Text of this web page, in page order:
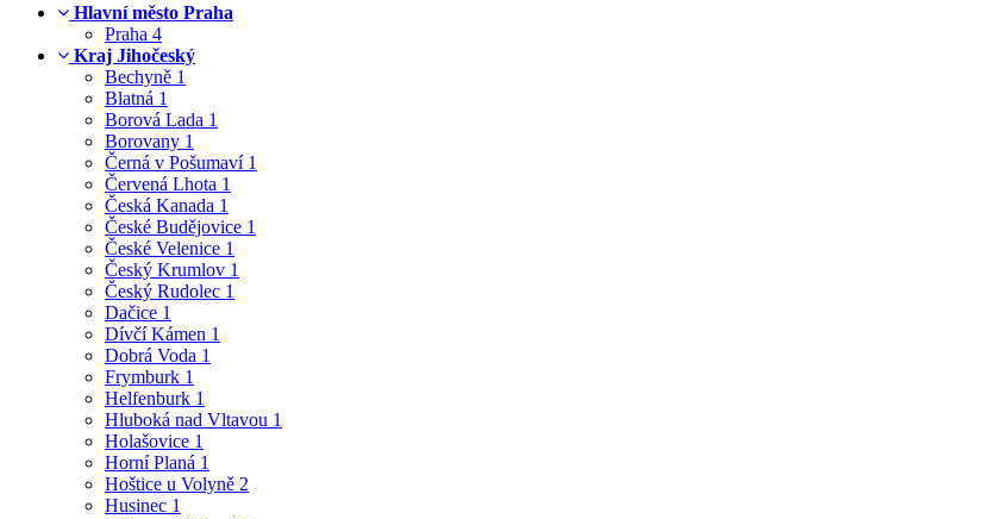
Hlavní město Praha
Praha 4
Kraj Jihočeský
Bechyně 1
Blatná 1
Borová Lada 1
Borovany 1
Černá v Pošumaví 1
Červená Lhota 1
Česká Kanada 1
České Budějovice 1
České Velenice 1
Český Krumlov 1
Český Rudolec 1
Dačice 1
Dívčí Kámen 1
Dobrá Voda 1
Frymburk 1
Helfenburk 1
Hluboká nad Vltavou 1
Holašovice 1
Horní Planá 1
Hoštice u Volyně 2
Husinec 1